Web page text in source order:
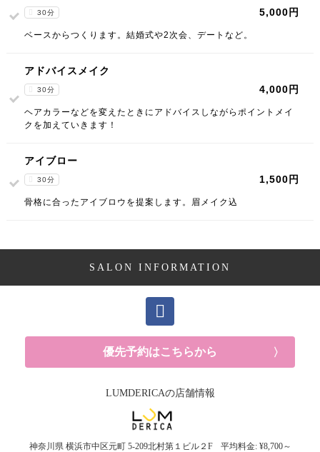
30分 5,000円
ベースからつくります。結婚式や2次会、デートなど。
アドバイスメイク
30分 4,000円
ヘアカラーなどを変えたときにアドバイスしながらポイントメイ
クを加えていきます！
アイブロー
30分 1,500円
骨格に合ったアイブロウを提案します。眉メイク込
SALON INFORMATION
優先予約はこちらから
LUMDERICAの店舗情報
神奈川県 横浜市中区元町 5-209北村第１ビル２F 平均料金: ¥8,700～